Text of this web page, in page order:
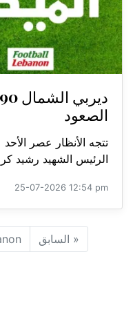
الصعود
تتجه الأنظار عصر
الرئيس الشهيد رشيد
25-07-2026 12:54 pm
« السابق